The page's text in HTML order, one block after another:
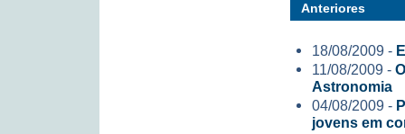
Anteriores
18/08/2009 -
11/08/2009 -
Astronomia
04/08/2009 -
jovens em